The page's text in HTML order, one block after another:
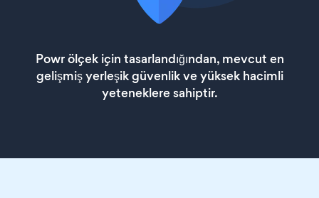
Powr ölçek için tasarlandığından, mevcut en
gelişmiş yerleşik güvenlik ve yüksek hacimli
yeteneklere sahiptir.